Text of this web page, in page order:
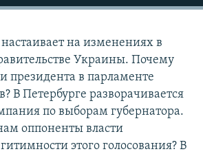
на изменениях в
Украины. Почему
президента в парламенте
В Петербурге разворачивается
по выборам губернатора.
оппоненты власти
этого голосования? В